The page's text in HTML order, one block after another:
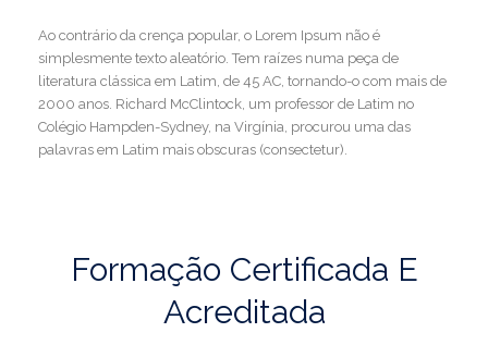
Ao contrário da crença popular, o Lorem Ipsum não é
simplesmente texto aleatório. Tem raízes numa peça de
literatura clássica em Latim, de 45 AC, tornando-o com mais de
2000 anos. Richard McClintock, um professor de Latim no
Colégio Hampden-Sydney, na Virgínia, procurou uma das
palavras em Latim mais obscuras (consectetur).
Formação Certificada E
Acreditada